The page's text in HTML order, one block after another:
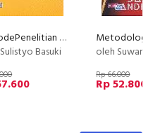
MetodePenelitian ( wedatama )
Basuki
oleh Suwardi
Rp 66.000
Rp 52.800